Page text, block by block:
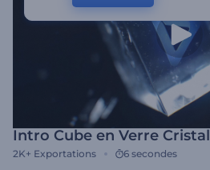
Intro Cube en Verre Cristal
2K+ Exportations 6 secondes